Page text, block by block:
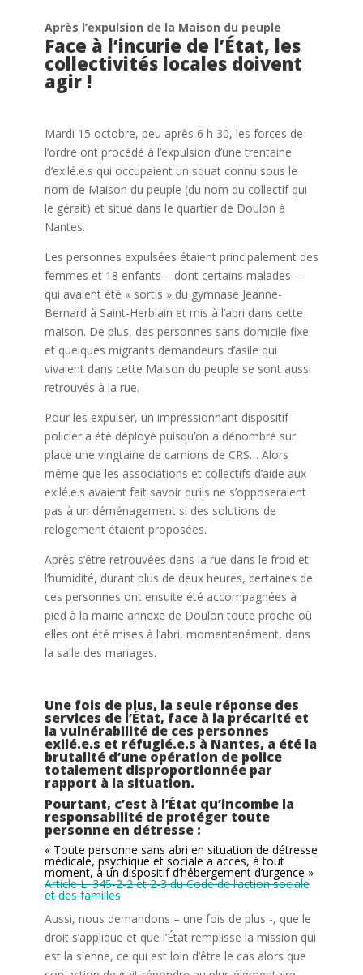
Après l’expulsion de la Maison du peuple
Face à l’incurie de l’État, les
collectivités locales doivent
agir !
Mardi 15 octobre, peu après 6 h 30, les forces de
l’ordre ont procédé à l’expulsion d’une trentaine
d’exilé.e.s qui occupaient un squat connu sous le
nom de Maison du peuple (du nom du collectif qui
le gérait) et situé dans le quartier de Doulon à
Nantes.
Les personnes expulsées étaient principalement des
femmes et 18 enfants – dont certains malades –
qui avaient été « sortis » du gymnase Jeanne-
Bernard à Saint-Herblain et mis à l’abri dans cette
maison. De plus, des personnes sans domicile fixe
et quelques migrants demandeurs d’asile qui
vivaient dans cette Maison du peuple se sont aussi
retrouvés à la rue.
Pour les expulser, un impressionnant dispositif
policier a été déployé puisqu’on a dénombré sur
place une vingtaine de camions de CRS… Alors
même que les associations et collectifs d’aide aux
exilé.e.s avaient fait savoir qu’ils ne s’opposeraient
pas à un déménagement si des solutions de
relogement étaient proposées.
Après s’être retrouvées dans la rue dans le froid et
l’humidité, durant plus de deux heures, certaines de
ces personnes ont ensuite été accompagnées à
pied à la mairie annexe de Doulon toute proche où
elles ont été mises à l’abri, momentanément, dans
la salle des mariages.
Une fois de plus, la seule réponse des
services de l’État, face à la précarité et
la vulnérabilité de ces personnes
exilé.e.s et réfugié.e.s à Nantes, a été la
brutalité d’une opération de police
totalement disproportionnée par
rapport à la situation.
Pourtant, c’est à l’État qu’incombe la
responsabilité de protéger toute
personne en détresse :
« Toute personne sans abri en situation de détresse
médicale, psychique et sociale a accès, à tout
moment, à un dispositif d’hébergement d’urgence »
Article L. 345-2-2 et 2-3 du Code de l’action sociale
et des familles
Aussi, nous demandons – une fois de plus -, que le
droit s’applique et que l’État remplisse la mission qui
est la sienne, ce qui est loin d’être le cas alors que